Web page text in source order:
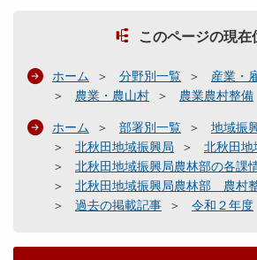
このページの現在
ホーム 分野別一覧
産業・
農業・農山村
農業農村整備
ホーム 部署別一覧
地域振
北秋田地域振興局
北秋田地
北秋田地域振興局農林部の各課
北秋田地域振興局農林部 農村
過去の掲載記事
令和２年度